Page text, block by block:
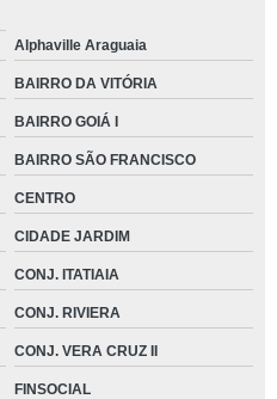
Alphaville Araguaia
BAIRRO DA VITÓRIA
BAIRRO GOIÁ I
BAIRRO SÃO FRANCISCO
CENTRO
CIDADE JARDIM
CONJ. ITATIAIA
CONJ. RIVIERA
CONJ. VERA CRUZ II
FINSOCIAL